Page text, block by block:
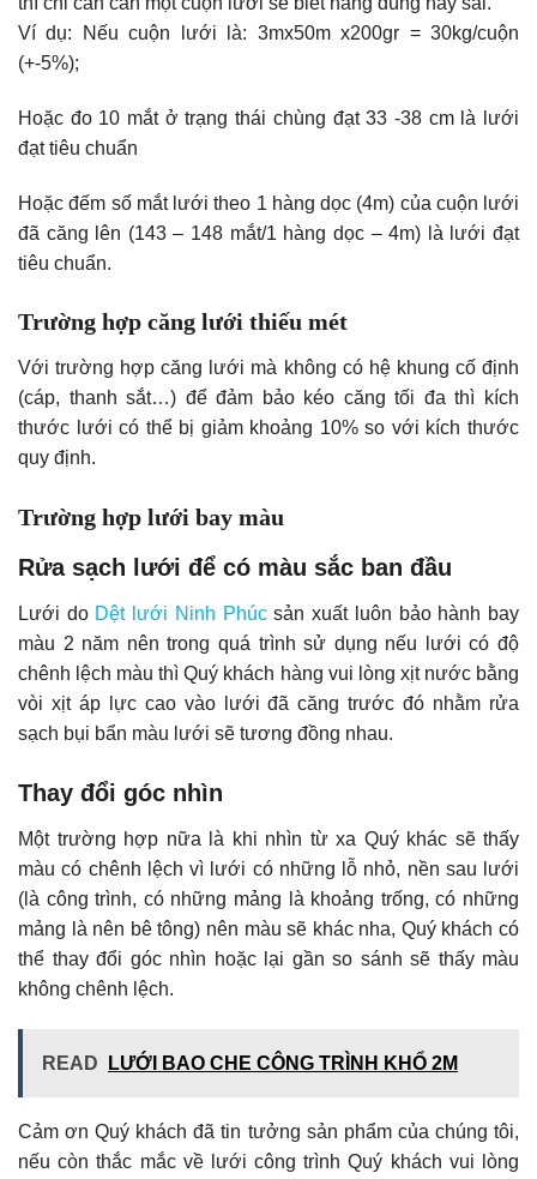
Ví dụ: Nếu cuộn lưới là: 3mx50m x200gr = 30kg/cuộn
(+-5%);
Hoặc đo 10 mắt ở trạng thái chùng đạt 33 -38 cm là lưới
đạt tiêu chuẩn
Hoặc đếm số mắt lưới theo 1 hàng dọc (4m) của cuộn lưới
đã căng lên (143 – 148 mắt/1 hàng dọc – 4m) là lưới đạt
tiêu chuẩn.
Trường hợp căng lưới thiếu mét
Với trường hợp căng lưới mà không có hệ khung cố định
(cáp, thanh sắt…) để đảm bảo kéo căng tối đa thì kích
thước lưới có thể bị giảm khoảng 10% so với kích thước
quy định.
Trường hợp lưới bay màu
Rửa sạch lưới để có màu sắc ban đầu
Lưới do Dệt lưới Ninh Phúcsản xuất luôn bảo hành bay
màu 2 năm nên trong quá trình sử dụng nếu lưới có độ
chênh lệch màu thì Quý khách hàng vui lòng xịt nước bằng
vòi xịt áp lực cao vào lưới đã căng trước đó nhằm rửa
sạch bụi bẩn màu lưới sẽ tương đồng nhau.
Thay đổi góc nhìn
Một trường hợp nữa là khi nhìn từ xa Quý khác sẽ thấy
màu có chênh lệch vì lưới có những lỗ nhỏ, nền sau lưới
(là công trình, có những mảng là khoảng trống, có những
mảng là nên bê tông) nên màu sẽ khác nha, Quý khách có
thể thay đổi góc nhìn hoặc lại gần so sánh sẽ thấy màu
không chênh lệch.
READ LƯỚI BAO CHE CÔNG TRÌNH KHỔ 2M
Cảm ơn Quý khách đã tin tưởng sản phẩm của chúng tôi,
nếu còn thắc mắc về lưới công trình Quý khách vui lòng